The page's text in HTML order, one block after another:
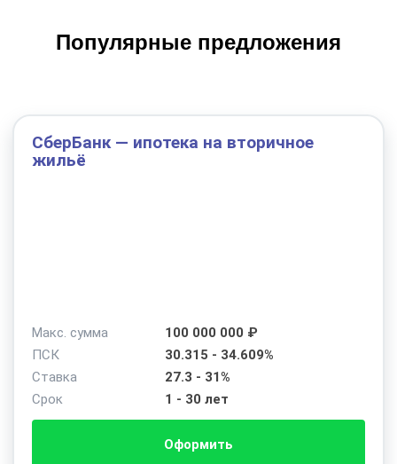
Популярные предложения
СберБанк — ипотека на вторичное
жильё
Макс. сумма
100 000 000 ₽
ПСК
30.315 - 34.609%
Ставка
27.3 - 31%
Срок
1 - 30 лет
Оформить